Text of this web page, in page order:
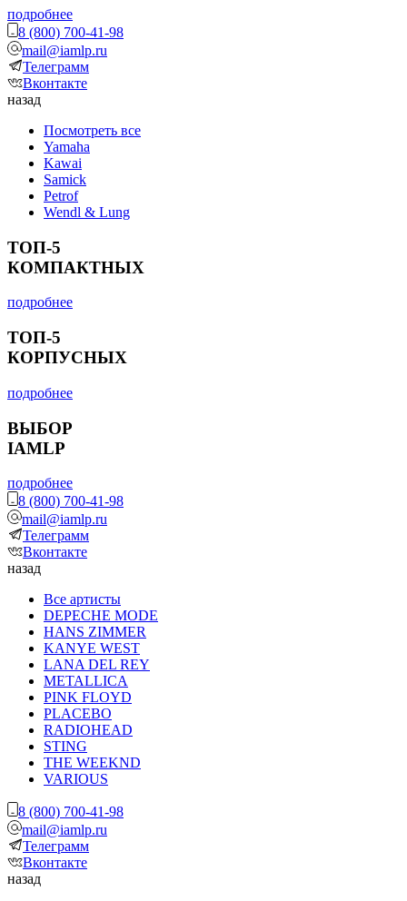
подробнее
8 (800) 700-41-98
mail@iamlp.ru
Телеграмм
Вконтакте
назад
Посмотреть все
Yamaha
Kawai
Samick
Petrof
Wendl & Lung
ТОП-5
КОМПАКТНЫХ
подробнее
ТОП-5
КОРПУСНЫХ
подробнее
ВЫБОР
IAMLP
подробнее
8 (800) 700-41-98
mail@iamlp.ru
Телеграмм
Вконтакте
назад
Все артисты
DEPECHE MODE
HANS ZIMMER
KANYE WEST
LANA DEL REY
METALLICA
PINK FLOYD
PLACEBO
RADIOHEAD
STING
THE WEEKND
VARIOUS
8 (800) 700-41-98
mail@iamlp.ru
Телеграмм
Вконтакте
назад